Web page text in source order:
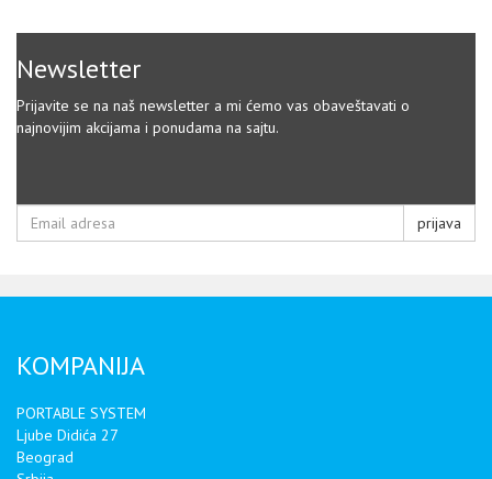
Newsletter
Prijavite se na naš newsletter a mi ćemo vas obaveštavati o
najnovijim akcijama i ponudama na sajtu.
prijava
KOMPANIJA
PORTABLE SYSTEM
Ljube Didića 27
Beograd